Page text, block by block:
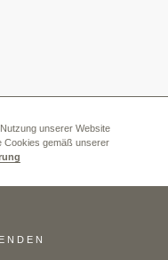
unserer Website
Cookies gemäß unserer